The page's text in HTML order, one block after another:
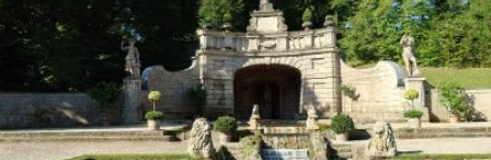
バ
ト
イ
シ